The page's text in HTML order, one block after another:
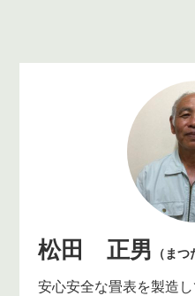
松田 正男 （ま
安心安全な畳表を製造し